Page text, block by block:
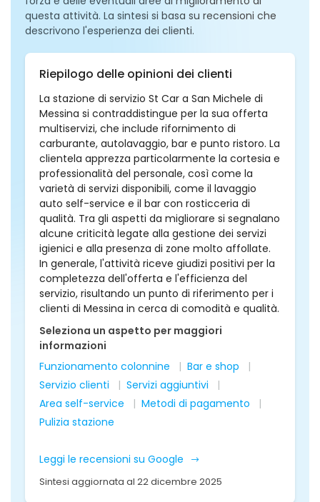
questa attività. La sintesi si basa su recensioni che
descrivono l'esperienza dei clienti.
Riepilogo delle opinioni dei clienti
La stazione di servizio St Car a San Michele di
Messina si contraddistingue per la sua offerta
multiservizi, che include rifornimento di
carburante, autolavaggio, bar e punto ristoro. La
clientela apprezza particolarmente la cortesia e
professionalità del personale, così come la
varietà di servizi disponibili, come il lavaggio
auto self-service e il bar con rosticceria di
qualità. Tra gli aspetti da migliorare si segnalano
alcune criticità legate alla gestione dei servizi
igienici e alla presenza di zone molto affollate.
In generale, l'attività riceve giudizi positivi per la
completezza dell'offerta e l'efficienza del
servizio, risultando un punto di riferimento per i
clienti di Messina in cerca di comodità e qualità.
Seleziona un aspetto per maggiori
informazioni
Funzionamento colonnine
Bar e shop
Servizio clienti
Servizi aggiuntivi
Area self-service
Metodi di pagamento
Pulizia stazione
Leggi le recensioni su Google
Sintesi aggiornata al 22 dicembre 2025